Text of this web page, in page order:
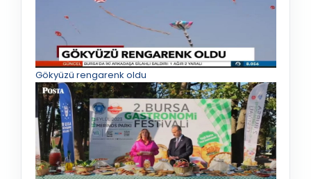
Gökyüzü rengarenk oldu